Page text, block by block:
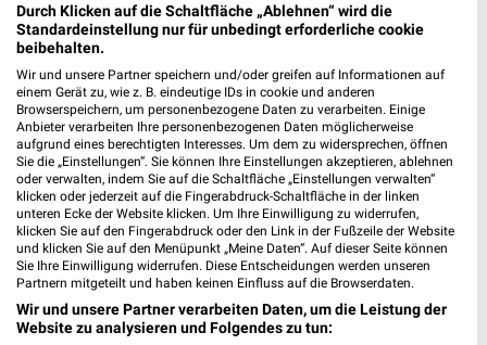
33,7 km
Küchentrends
21,9 km
Gartenmöbel-Abverkauf
XXXLutz XXXLutz
Durch Klicken auf die Schaltfläche „Ablehnen“ wird die
Standardeinstellung nur für unbedingt erforderliche cookie
beibehalten.
Wir und unsere Partner speichern und/oder greifen auf Informationen auf
einem Gerät zu, wie z. B. eindeutige IDs in cookie und anderen
Browserspeichern, um personenbezogene Daten zu verarbeiten. Einige
Anbieter verarbeiten Ihre personenbezogenen Daten möglicherweise
aufgrund eines berechtigten Interesses. Um dem zu widersprechen, öffnen
Sie die „Einstellungen“. Sie können Ihre Einstellungen akzeptieren, ablehnen
oder verwalten, indem Sie auf die Schaltfläche „Einstellungen verwalten“
klicken oder jederzeit auf die Fingerabdruck-Schaltfläche in der linken
unteren Ecke der Website klicken. Um Ihre Einwilligung zu widerrufen,
klicken Sie auf den Fingerabdruck oder den Link in der Fußzeile der Website
und klicken Sie auf den Menüpunkt „Meine Daten“. Auf dieser Seite können
Sie Ihre Einwilligung widerrufen. Diese Entscheidungen werden unseren
Partnern mitgeteilt und haben keinen Einfluss auf die Browserdaten.
Wir und unsere Partner verarbeiten Daten, um die Leistung der
Website zu analysieren und Folgendes zu tun: